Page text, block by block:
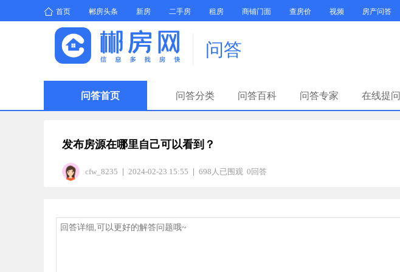
首页 郴房头条 新房 二手房 租房 商铺门面 查房价 视频 房产问答
问答
问答首页 问答分类 问答百科 问答专家 在线提问
发布房源在哪里自己可以看到？
cfw_8235 2024-02-23 15:55 698人已围观 0回答